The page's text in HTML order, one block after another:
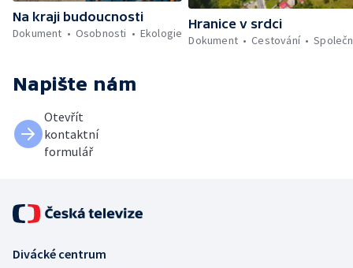
Na kraji budoucnosti
Dokument
Osobnosti Ekologie
Hranice v srdci
Dokument
Cestování
Napište nám
Otevřít
kontaktní
formulář
Divácké centrum